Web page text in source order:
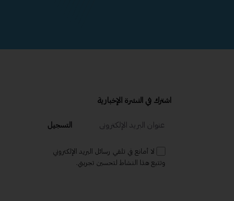
اشترك في النشرة الإخبارية
التسجيل
لا أمانع في تلقي رسائل البريد الإلكتروني
وتتبع هذا النشاط لتحسين تجربتي.